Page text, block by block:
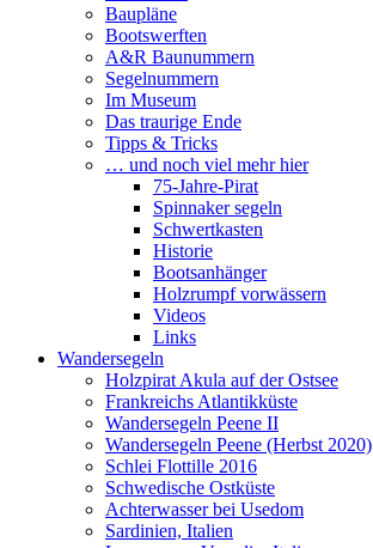
Baupläne
Bootswerften
A&R Baunummern
Segelnummern
Im Museum
Das traurige Ende
Tipps & Tricks
… und noch viel mehr hier
75-Jahre-Pirat
Spinnaker segeln
Schwertkasten
Historie
Bootsanhänger
Holzrumpf vorwässern
Videos
Links
Wandersegeln
Holzpirat Akula auf der Ostsee
Frankreichs Atlantikküste
Wandersegeln Peene II
Wandersegeln Peene (Herbst 2020)
Schlei Flottille 2016
Schwedische Ostküste
Achterwasser bei Usedom
Sardinien, Italien